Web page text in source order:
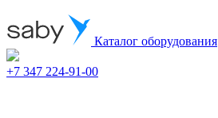
Каталог оборудования
+7 347 224-91-00